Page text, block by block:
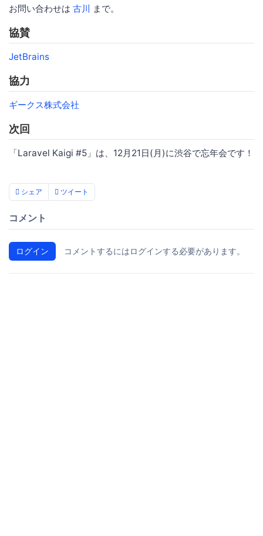
お問い合わせは 古川 まで。
協賛
JetBrains
協力
ギークス株式会社
次回
「Laravel Kaigi #5」は、12月21日(月)に渋谷で忘年会です！
シェア ツイート
コメント
ログイン コメントするにはログインする必要があります。